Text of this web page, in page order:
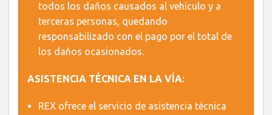
todos los daños causados al vehículo y a
terceras personas, quedando
responsabilizado con el pago por el total de
los daños ocasionados.
ASISTENCIA TÉCNICA EN LA VÍA:
REX ofrece el servicio de asistencia técnica